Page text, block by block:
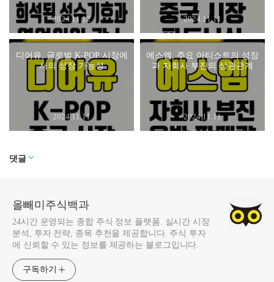
2024.11.12 2024.11.11
디어유, 글로벌 K-POP 시장에
서의 성장 가능성
2024.11.11
에스엠, 주요 아티스트의 성장
과 자회사 부진의 상관관계
2024.11.11
댓글
올빼미주식백과
24시간 운영되는 종합 주식 정보 플랫폼. 실시간 시장
분석, 투자 전략, 종목 추천을 제공합니다. 주식 투자
에 신뢰할 수 있는 정보를 제공하는 블로그입니다.
구독하기